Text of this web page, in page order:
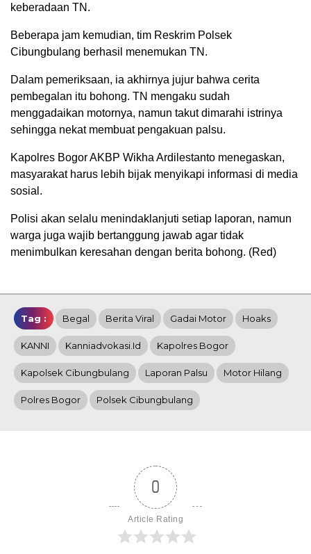
keberadaan TN.
Beberapa jam kemudian, tim Reskrim Polsek
Cibungbulang berhasil menemukan TN.
Dalam pemeriksaan, ia akhirnya jujur bahwa cerita
pembegalan itu bohong. TN mengaku sudah
menggadaikan motornya, namun takut dimarahi istrinya
sehingga nekat membuat pengakuan palsu.
Kapolres Bogor AKBP Wikha Ardilestanto menegaskan,
masyarakat harus lebih bijak menyikapi informasi di media
sosial.
Polisi akan selalu menindaklanjuti setiap laporan, namun
warga juga wajib bertanggung jawab agar tidak
menimbulkan keresahan dengan berita bohong. (Red)
Tag : Begal Berita Viral Gadai Motor Hoaks
KANNI Kanniadvokasi.id Kapolres Bogor
Kapolsek Cibungbulang Laporan Palsu Motor Hilang
Polres Bogor Polsek Cibungbulang
0
Article Rating